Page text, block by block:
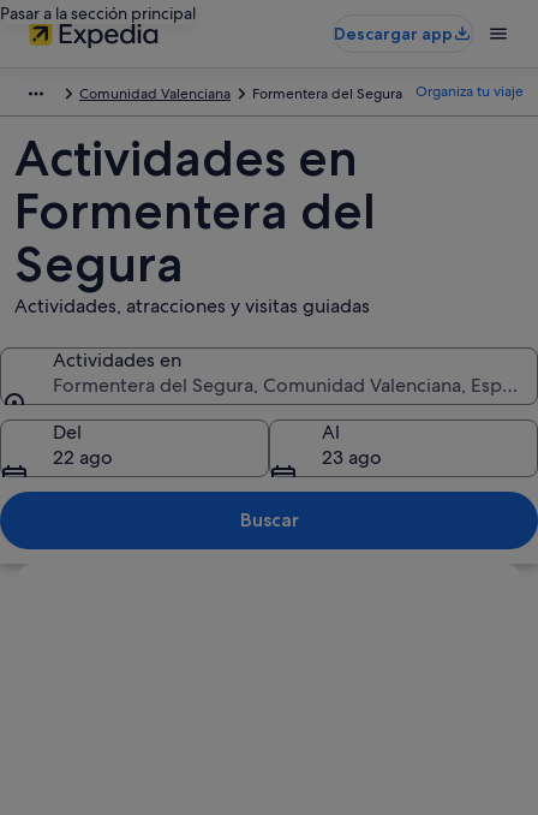
Pasar a la sección principal
Descargar app
Comunidad Valenciana Formentera del Segura Organiza tu viaje
Actividades en
Formentera del
Segura
Actividades, atracciones y visitas guiadas
Actividades en
Formentera del Segura, Comunidad Valenciana, España
Actividades en
Del
22 ago
Al
23 ago
Buscar